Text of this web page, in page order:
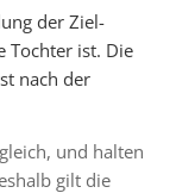
der Ziel-
Tochter ist. Die
nach der
und halten
gilt die